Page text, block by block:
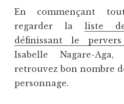
En commençant
regarder la liste
définissant le pervers
Isabelle Nagare-
retrouvez bon nombre
personnage.